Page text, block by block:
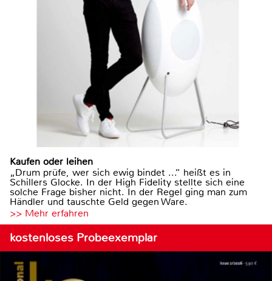
Kaufen oder leihen
„Drum prüfe, wer sich ewig bindet ...“ heißt es in
Schillers Glocke. In der High Fidelity stellte sich eine
solche Frage bisher nicht. In der Regel ging man zum
Händler und tauschte Geld gegen Ware.
>> Mehr erfahren
kostenloses Probeexemplar